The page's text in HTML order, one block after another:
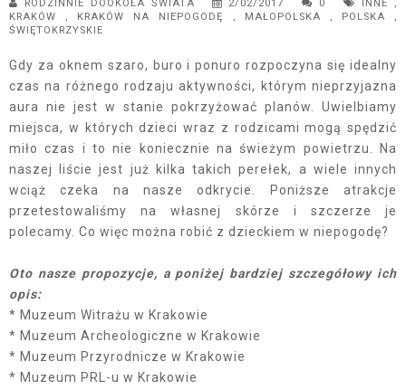
RODZINNIE DOOKOŁA ŚWIATA 2/02/2017 0 INNE ,
KRAKÓW , KRAKÓW NA NIEPOGODĘ , MAŁOPOLSKA , POLSKA ,
ŚWIĘTOKRZYSKIE
Gdy za oknem szaro, buro i ponuro rozpoczyna się idealny
czas na różnego rodzaju aktywności, którym nieprzyjazna
aura nie jest w stanie pokrzyżować planów. Uwielbiamy
miejsca, w których dzieci wraz z rodzicami mogą spędzić
miło czas i to nie koniecznie na świeżym powietrzu. Na
naszej liście jest już kilka takich perełek, a wiele innych
wciąż czeka na nasze odkrycie. Poniższe atrakcje
przetestowaliśmy na własnej skórze i szczerze je
polecamy. Co więc można robić z dzieckiem w niepogodę?
Oto nasze propozycje, a poniżej bardziej szczegółowy ich
opis:
* Muzeum Witrażu w Krakowie
* Muzeum Archeologiczne w Krakowie
* Muzeum Przyrodnicze w Krakowie
* Muzeum PRL-u w Krakowie